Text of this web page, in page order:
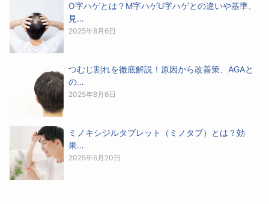
O字ハゲとは？M字ハゲU字ハゲとの違いや基準、
見…
2025年8月6日
つむじ割れを徹底解説！原因から改善策、AGAと
の…
2025年8月6日
ミノキシジルタブレット（ミノタブ）とは？効
果…
2025年6月20日